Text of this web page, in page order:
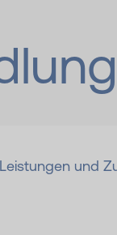
und